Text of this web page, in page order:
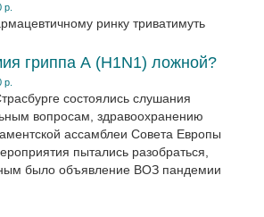
р.
ринку триватимуть
гриппа А (H1N1) ложной?
р.
состоялись слушания
вопросам, здравоохранению
ассамблеи Совета Европы
пытались разобраться,
было объявление ВОЗ пандемии